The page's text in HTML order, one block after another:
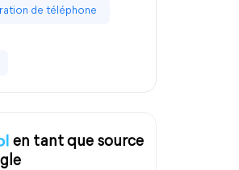
de téléphone
en tant que source